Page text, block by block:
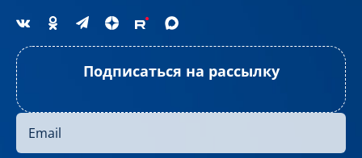
Подписаться на рассылку